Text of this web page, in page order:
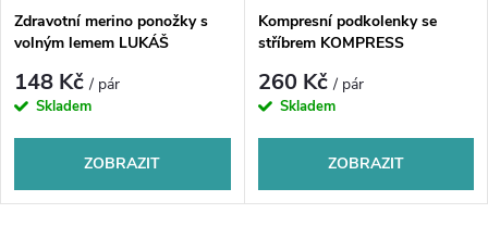
Zdravotní merino ponožky s
volným lemem LUKÁŠ
148 Kč/ pár
Skladem
ZOBRAZIT
Kompresní podkolenky se
stříbrem KOMPRESS
260 Kč/ pár
Skladem
ZOBRAZIT